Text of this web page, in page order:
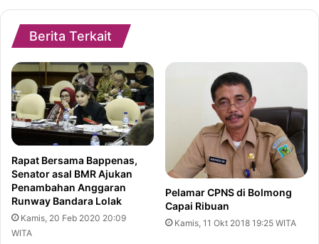
Berita Terkait
Rapat Bersama Bappenas,
Senator asal BMR Ajukan
Penambahan Anggaran
Runway Bandara Lolak
Kamis, 20 Feb 2020 20:09
WITA
Pelamar CPNS di Bolmong
Capai Ribuan
Kamis, 11 Okt 2018 19:25 WITA